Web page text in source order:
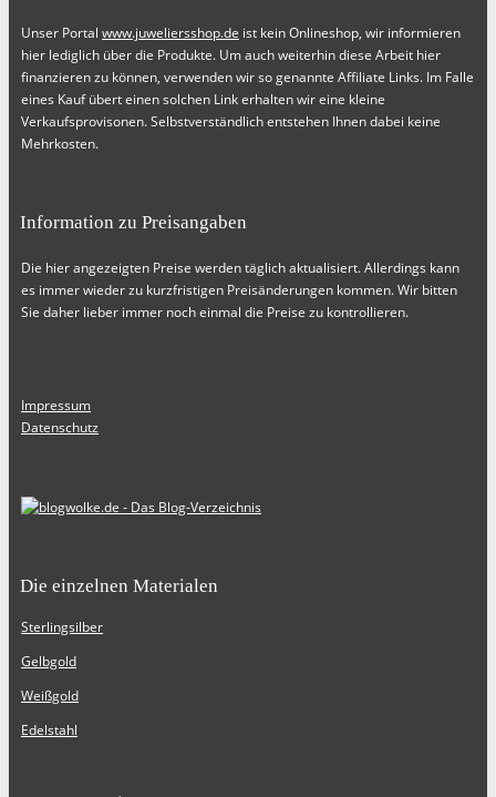
Unser Portal www.juweliersshop.de ist kein Onlineshop, wir informieren
hier lediglich über die Produkte. Um auch weiterhin diese Arbeit hier
finanzieren zu können, verwenden wir so genannte Affiliate Links. Im Falle
eines Kauf übert einen solchen Link erhalten wir eine kleine
Verkaufsprovisonen. Selbstverständlich entstehen Ihnen dabei keine
Mehrkosten.
Information zu Preisangaben
Die hier angezeigten Preise werden täglich aktualisiert. Allerdings kann
es immer wieder zu kurzfristigen Preisänderungen kommen. Wir bitten
Sie daher lieber immer noch einmal die Preise zu kontrollieren.
Impressum
Datenschutz
Die einzelnen Materialen
Sterlingsilber
Gelbgold
Weißgold
Edelstahl